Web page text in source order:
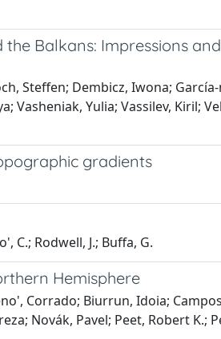
Balkans: Impressions
Steffen; Dembicz, Iwona;
Yulia; Vassilev, Kiril;
gradients
C.; Rodwell, J.; Buffa, G.
Hemisphere
Corrado; Biurrun, Idoia;
Novák, Pavel; Peet, Robert K.;